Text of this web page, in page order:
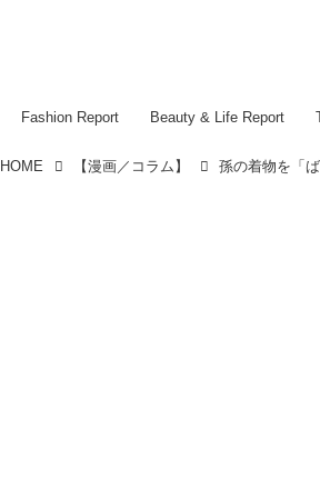
Fashion Report Beauty & Life Report
HOME 【漫画／コラム】